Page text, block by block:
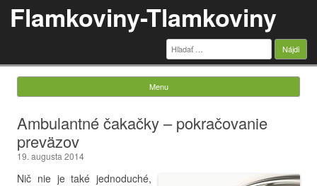
Flamkoviny-Tlamkoviny
Hľadať:
Menu
Ambulantné čakačky – pokračovanie
preväzov
19. augusta 2014
Nič nie je také jednoduché,